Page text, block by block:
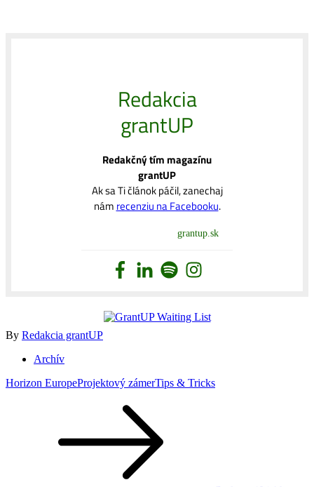
Redakcia
grantUP
Redakčný tím magazínu
grantUP
Ak sa Ti článok páčil, zanechaj
nám recenziu na Facebooku.
grantup.sk
By Redakcia grantUP
Archív
Horizon EuropeProjektový zámerTips & Tricks